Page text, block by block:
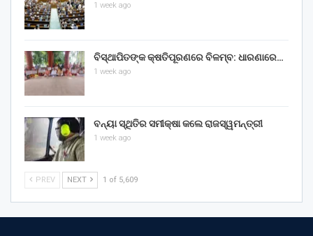
1 week ago
ବିସ୍ଥାପିତଙ୍କ କ୍ଷତିପୂରଣରେ ବିଳମ୍ବ: ଧାରଣାରେ…
1 week ago
ବନ୍ୟା ସ୍ଥିତିର ସମୀକ୍ଷା କଲେ ରାଜସ୍ୱମନ୍ତ୍ରୀ
1 week ago
PREV NEXT 1 of 5,609